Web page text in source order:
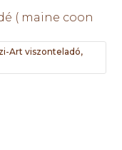
( maine coon
Art viszonteladó,